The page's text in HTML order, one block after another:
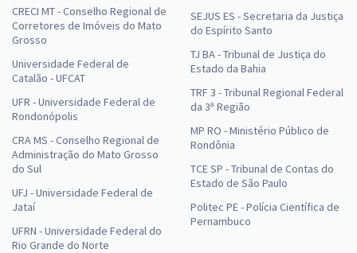
CRECI MT - Conselho Regional de
Corretores de Imóveis do Mato
Grosso
Universidade Federal de
Catalão - UFCAT
UFR - Universidade Federal de
Rondonópolis
CRA MS - Conselho Regional de
Administração do Mato Grosso
do Sul
UFJ - Universidade Federal de
Jataí
UFRN - Universidade Federal do
Rio Grande do Norte
SEJUS ES - Secretaria da Justiça
do Espírito Santo
TJ BA - Tribunal de Justiça do
Estado da Bahia
TRF 3 - Tribunal Regional Federal
da 3ª Região
MP RO - Ministério Público de
Rondônia
TCE SP - Tribunal de Contas do
Estado de São Paulo
Politec PE - Polícia Científica de
Pernambuco